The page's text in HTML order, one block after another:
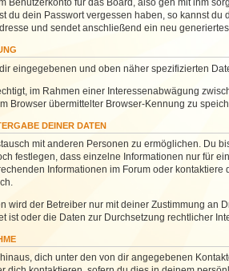
Benutzerkonto für das Board, also geh mit ihm
du dein Passwort vergessen haben, so kannst
und sendet anschließend ein neu
eingegebenen und oben näher spezifizierten
im Rahmen einer Interessenabwägung
Browser übermittelter Browser-Kennung zu
DEINER DATEN
mit anderen Personen zu ermöglichen. Du
festlegen, dass einzelne Informationen nur für
Informationen im Forum oder
wird der Betreiber nur mit deiner Zustimmung an
ist oder die Daten zur Durchsetzung rechtlicher
dich unter den von dir angegebenen